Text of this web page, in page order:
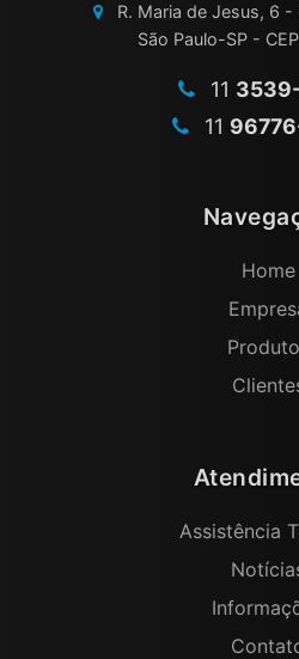
R. Maria de Jesus, 6 -
São Paulo-SP -
11
11
Home
Assistência